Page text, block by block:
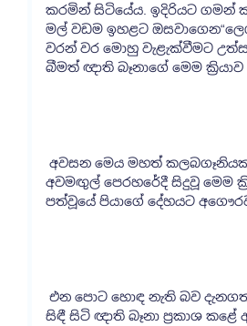
කරමින් සිටියේය. ඉදිරියට ගමන්
මල් වඩම ඉහළට
වරන් වර මොහු වැළැක්වීමට
බීමත් ඥාති බෑනාගේ මෙම
අවසන මෙය මහත්
අවමඟුල් පෙරහරේදී සිදුවූ මෙම
පත්වූයේ පියාගේ දේහයට
එන පොට හොඳ නැති බව
සිඳී සිටි ඥාති බෑනා ප්‍රකාශ